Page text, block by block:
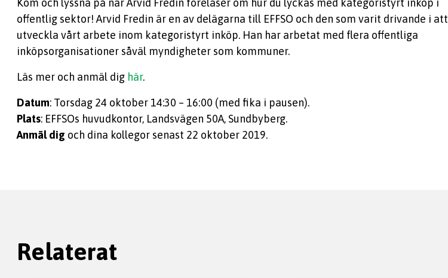
Kom och lyssna på när Arvid Fredin föreläser om hur du lyckas med kategoristyrt inköp i
offentlig sektor! Arvid Fredin är en av delägarna till EFFSO och den som varit drivande i att
utveckla vårt arbete inom kategoristyrt inköp. Han har arbetat med flera offentliga
inköpsorganisationer såväl myndigheter som kommuner.
Läs mer och anmäl dig här.
Datum: Torsdag 24 oktober 14:30 – 16:00 (med fika i pausen).
Plats: EFFSOs huvudkontor, Landsvägen 50A, Sundbyberg.
Anmäl dig och dina kollegor senast 22 oktober 2019.
Relaterat